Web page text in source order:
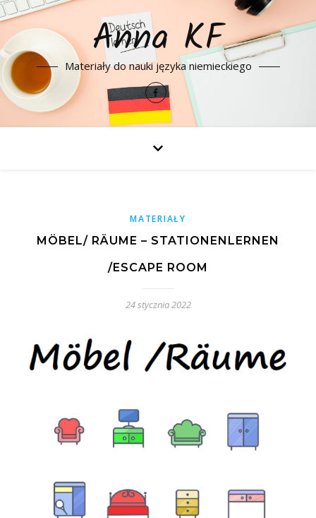
Anna KF
Materiały do nauki języka niemieckiego
MATERIAŁY
MÖBEL/ RÄUME – STATIONENLERNEN
/ESCAPE ROOM
24 stycznia 2022